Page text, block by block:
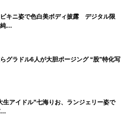
キニ姿で色白美ボディ披露 デジタル限
純…
グラドル6人が大胆ポージング “股”特化写
生アイドル”七海りお、ランジェリー姿で
…